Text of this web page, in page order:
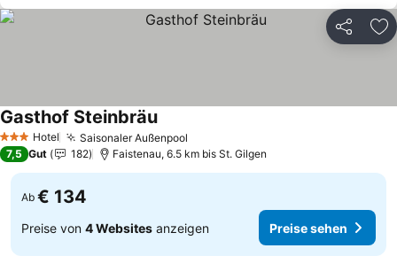
Teilen
3 SterneHotel Saisonaler Außenpool
Gasthof SteinbräuPreise sehen
7,5 Gut 182 Faistenau, 6.5 km bis St. Gilgen
Ab € 134
Preise von 4 Websites anzeigen Preise sehen